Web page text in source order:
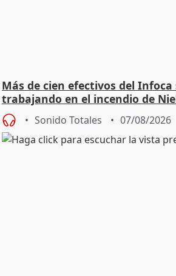
Más de cien efectivos del Infoca
trabajando en el incendio de
Sonido Totales 07/08/2026